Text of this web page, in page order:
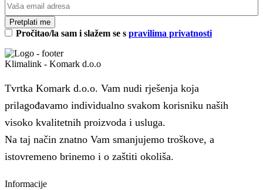
Pročitao/la sam i slažem se s pravilima privatnosti
Klimalink - Komark d.o.o
Tvrtka Komark d.o.o. Vam nudi rješenja koja
prilagođavamo individualno svakom korisniku naših
visoko kvalitetnih proizvoda i usluga.
Na taj način znatno Vam smanjujemo troškove, a
istovremeno brinemo i o zaštiti okoliša.
Informacije